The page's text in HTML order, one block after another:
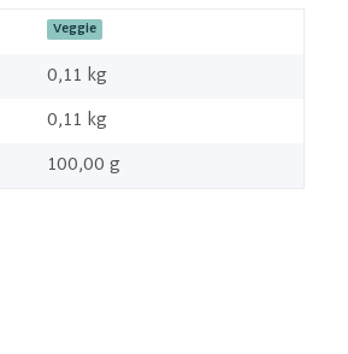
Veggie
0,11 kg
0,11 kg
100,00 g